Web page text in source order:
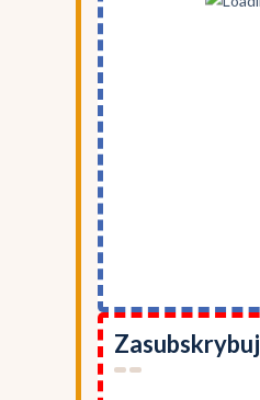
Zasubskrybuj